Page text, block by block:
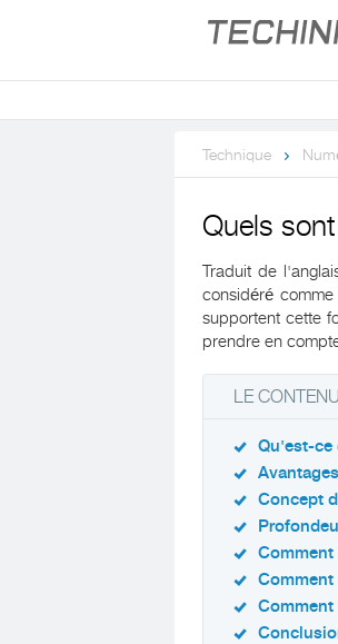
Technique
Quels
Traduit de
considéré
supportent cette
prendre en
LE CONTENU
Qu'est-ce
Concept
Comment
Comment
Comment